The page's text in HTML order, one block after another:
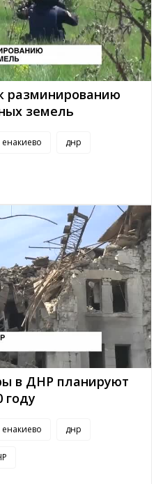
разминированию
земель
днр
в ДНР планируют
году
днр